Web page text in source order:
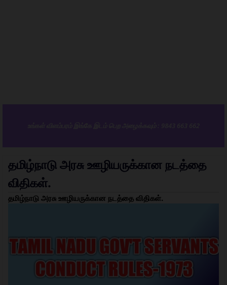
தமிழ்நாடு அரசு ஊழியருக்கான நடத்தை
விதிகள்.
தமிழ்நாடு அரசு ஊழியருக்கான நடத்தை விதிகள்.